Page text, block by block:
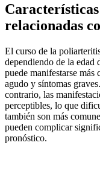
relacionadas
El curso de la
dependiendo de la edad
puede manifestarse
agudo y síntomas
contrario, las
perceptibles, lo que
también son más
pueden complicar
pronóstico.